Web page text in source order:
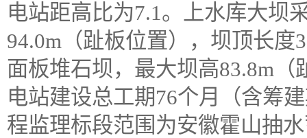
电站距高比为7.1。上水库大坝
94.0m（趾板位置），坝顶长度
面板堆石坝，最大坝高83.8m
电站建设总工期76个月（含筹
程监理标段范围为安徽霍山抽